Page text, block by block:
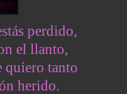
perdido,
el llanto,
quiero tanto
herido.